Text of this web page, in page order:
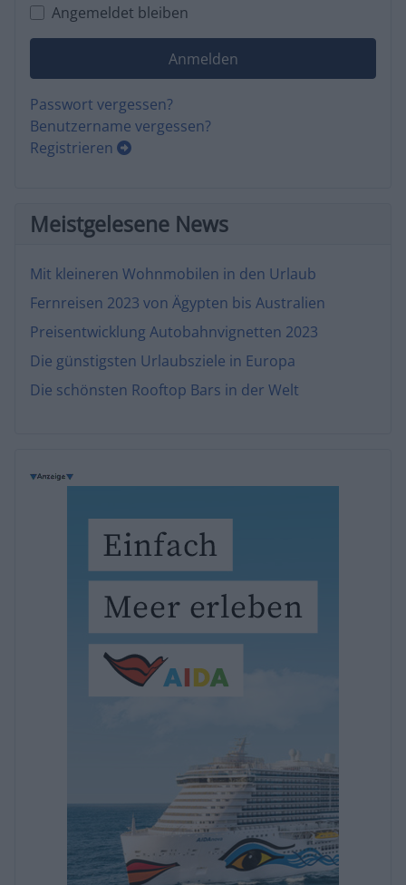
Angemeldet bleiben
Anmelden
Passwort vergessen?
Benutzername vergessen?
Registrieren
Meistgelesene News
Mit kleineren Wohnmobilen in den Urlaub
Fernreisen 2023 von Ägypten bis Australien
Preisentwicklung Autobahnvignetten 2023
Die günstigsten Urlaubsziele in Europa
Die schönsten Rooftop Bars in der Welt